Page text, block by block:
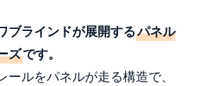
ブラインドが展開するパネル
ズです。
ルをパネルが走る構造で、